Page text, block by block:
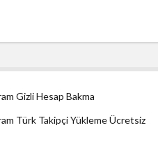
Gizli Hesap Bakma
Türk Takipçi Yükleme Ücretsiz